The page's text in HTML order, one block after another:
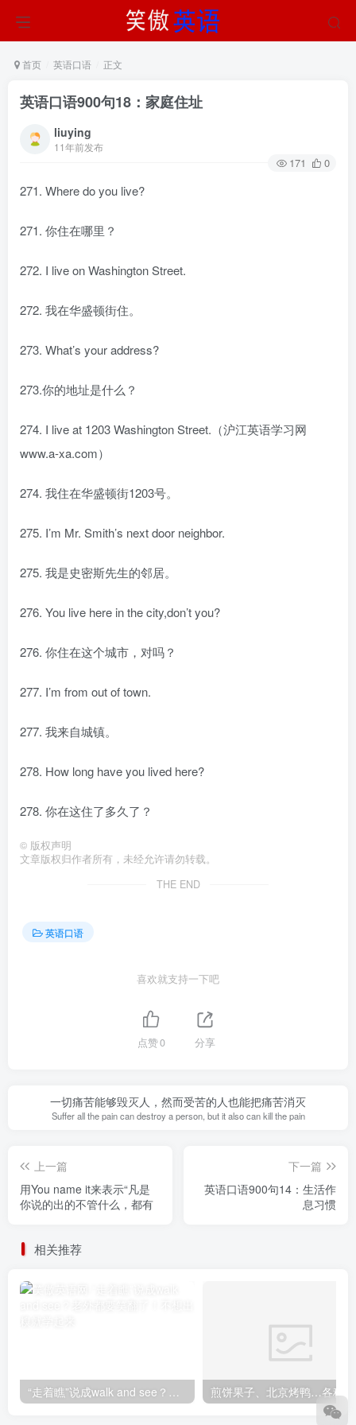
首页 英语口语 正文
英语口语900句18：家庭住址
liuying
11年前发布
171 0
271. Where do you live?
271. 你住在哪里？
272. I live on Washington Street.
272. 我在华盛顿街住。
273. What’s your address?
273.你的地址是什么？
274. I live at 1203 Washington Street.（沪江英语学习网
www.a-xa.com）
274. 我住在华盛顿街1203号。
275. I’m Mr. Smith’s next door neighbor.
275. 我是史密斯先生的邻居。
276. You live here in the city,don’t you?
276. 你住在这个城市，对吗？
277. I’m from out of town.
277. 我来自城镇。
278. How long have you lived here?
278. 你在这住了多久了？
© 版权声明
文章版权归作者所有，未经允许请勿转载。
THE END
英语口语
喜欢就支持一下吧
点赞0 分享
一切痛苦能够毁灭人，然而受苦的人也能把痛苦消灭
Suffer all the pain can destroy a person, but it also can kill the pain
上一篇
用You name it来表示“凡是
你说的出的不管什么，都有
下一篇
英语口语900句14：生活作
息习惯
相关推荐